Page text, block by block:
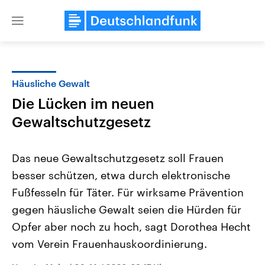
Close
Landtagswahl Sachsen-Anhalt
2026
Alle Informationen
Sachsen-Anhalt wählt am 6.
September 2026 einen neuen
Bundesland von einer Koalition aus
USA
Aktuelle Beiträge,
Hintergründe
Wirtschaftlich und
gehören die Vereinigten
mit großem Einfluss auf
Häusliche Gewalt
Die Lücken im neuen
Gewaltschutzgesetz
Das neue Gewaltschutzgesetz soll Frauen
besser schützen, etwa durch elektronische
Fußfesseln für Täter. Für wirksame Prävention
gegen häusliche Gewalt seien die Hürden für
Opfer aber noch zu hoch, sagt Dorothea Hecht
vom Verein Frauenhauskoordinierung.